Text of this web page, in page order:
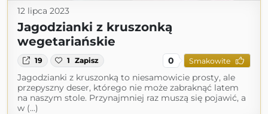
12 lipca 2023
Jagodzianki z kruszonką
wegetariańskie
19 1 Zapisz 0 Smakowite
Jagodzianki z kruszonką to niesamowicie prosty, ale
przepyszny deser, którego nie może zabraknąć latem
na naszym stole. Przynajmniej raz muszą się pojawić, a
w (...)